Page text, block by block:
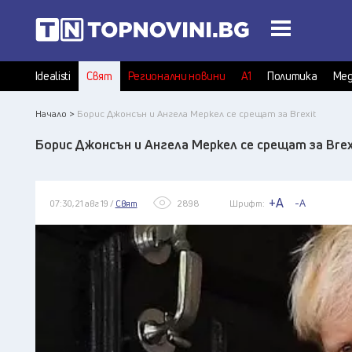
Idealisti Свят Регионални новини А1 Политика
Начало > Борис Джонсън и Ангела Меркел се срещат за Brexit
Борис Джонсън и Ангела Меркел се срещат за
07:30, 21 авг 19 / Свят 2898 Шрифт: +A -A